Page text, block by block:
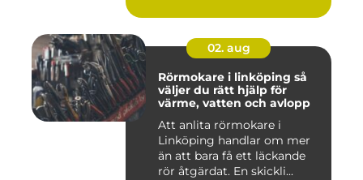
02. aug
Rörmokare i linköping så
väljer du rätt hjälp för
värme, vatten och avlopp
Att anlita rörmokare i
Linköping handlar om mer
än att bara få ett läckande
rör åtgärdat. En skickli...